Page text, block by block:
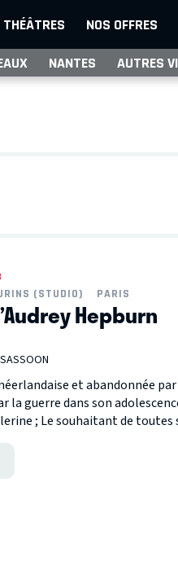
THÉÂTRES NOS OFFRES
NANTES AUTRES
(STUDIO)
PARIS
Hepburn
et abandonnée
la guerre dans son
; Le souhaitant de toutes